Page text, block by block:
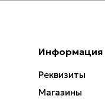
Информация
Реквизиты
Магазины